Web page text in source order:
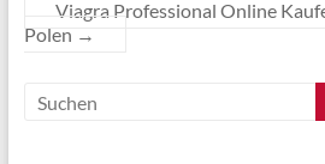
Viagra Professional Online
Polen →